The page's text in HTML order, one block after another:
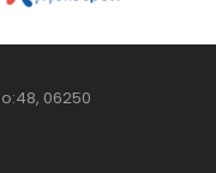
06250